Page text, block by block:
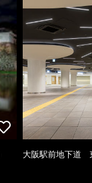
大阪駅前地下道